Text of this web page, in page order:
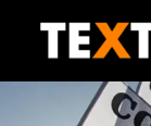
TEXTUAL